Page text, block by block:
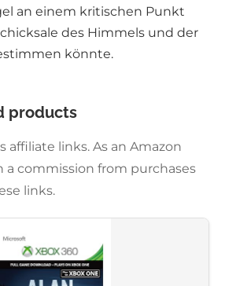
an einem kritischen Punkt
des Himmels und der
könnte.
products
affiliate links. As an Amazon
a commission from purchases
links.